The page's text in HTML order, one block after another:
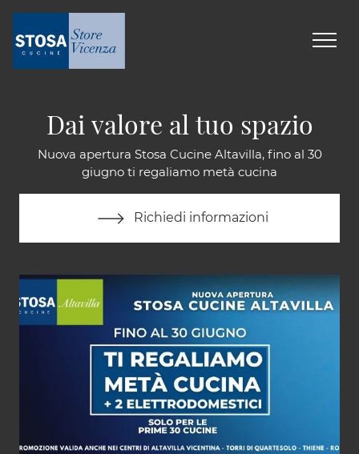
Dai valore al tuo spazio
Nuova apertura Stosa Cucine Altavilla, fino al 30
giugno ti regaliamo metà cucina
Richiedi informazioni